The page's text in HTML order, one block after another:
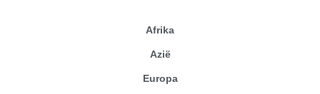
Afrika
Azië
Europa